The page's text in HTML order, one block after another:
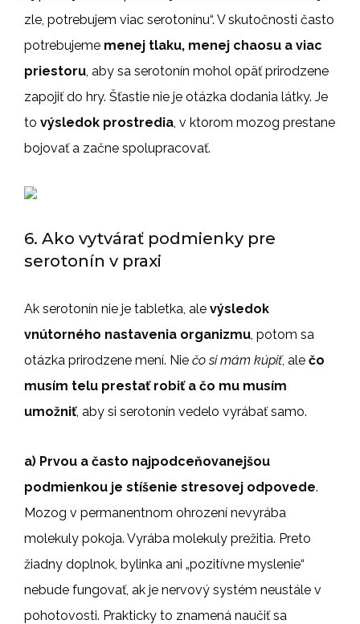
zle, potrebujem viac serotonínu“. V skutočnosti často
potrebujeme menej tlaku, menej chaosu a viac
priestoru, aby sa serotonín mohol opäť prirodzene
zapojiť do hry. Šťastie nie je otázka dodania látky. Je
to výsledok prostredia, v ktorom mozog prestane
bojovať a začne spolupracovať.
6. Ako vytvárať podmienky pre
serotonín v praxi
Ak serotonín nie je tabletka, ale výsledok
vnútorného nastavenia organizmu , potom sa
otázka prirodzene mení. Nie čo si mám kúpiť, ale čo
musím telu prestať robiť a čo mu musím
umožniť, aby si serotonín vedelo vyrábať samo.
a) Prvou a často najpodceňovanejšou
podmienkou je stíšenie stresovej odpovede.
Mozog v permanentnom ohrození nevyrába
molekuly pokoja. Vyrába molekuly prežitia. Preto
žiadny doplnok, bylinka ani „pozitívne myslenie“
nebude fungovať, ak je nervový systém neustále v
pohotovosti. Prakticky to znamená naučiť sa